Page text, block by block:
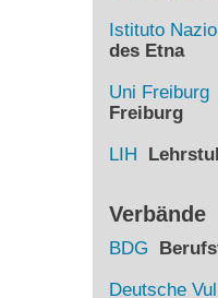
Istituto
des Etna
Uni Freiburg
Freiburg
LIH
Verbände
BDG
Deutsche